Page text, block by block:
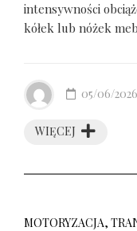
intensywności
kółek lub nóżek
WIĘCEJ
05/06/2026
MOTORYZACJA,